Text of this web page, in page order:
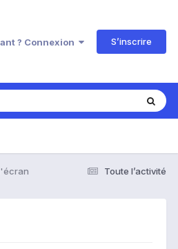
? Connexion S’inscrire
Toute l’activité